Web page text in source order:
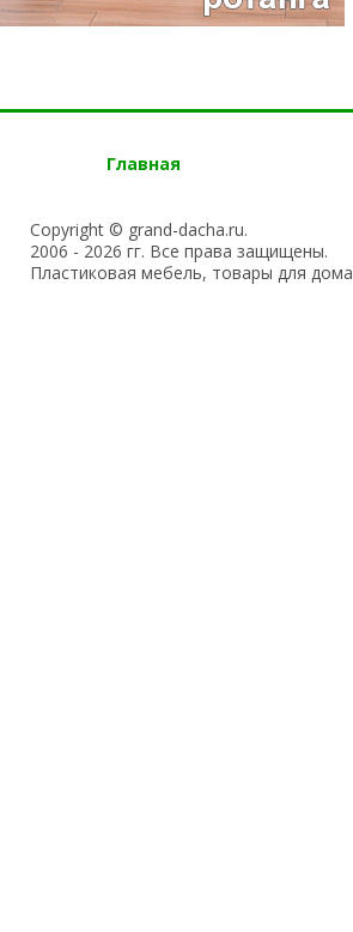
Главная
Copyright © grand-dacha.ru.
2006 - 2026 гг. Все права защищены.
Пластиковая мебель, товары для дома